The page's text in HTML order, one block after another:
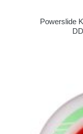
Powerslide